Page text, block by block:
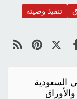
تنفيذ وصيته
السعودية